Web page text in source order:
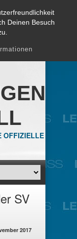
Deinen Besuch
OFFIZIELLE
SV
2017